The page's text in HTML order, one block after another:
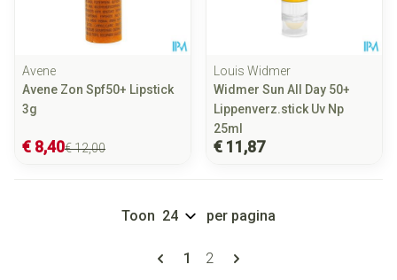
Avene
Avene Zon Spf50+ Lipstick
3g
€ 12,00
€ 8,40
Louis Widmer
Widmer Sun All Day 50+
Lippenverz.stick Uv Np
25ml
€ 11,87
Pagina's
U lees momenteel pagina
1 Pagina
2
Toon per pagina